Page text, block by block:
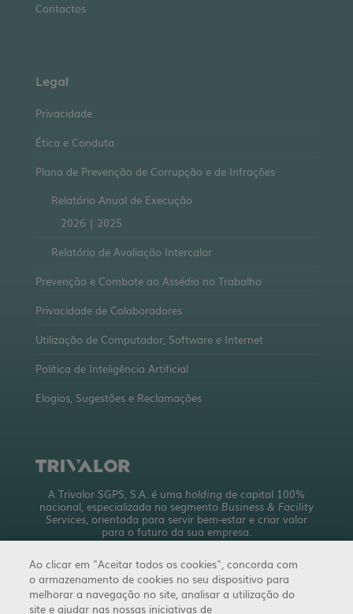
Contactos
Legal
Privacidade
Ética e Conduta
Plano de Prevenção de Corrupção e de Infrações
Relatório Anual de Execução
2026 | 2025
Relatório de Avaliação Intercalar
Prevenção e Combate ao Assédio no Trabalho
Privacidade de Colaboradores
Utilização de Computador, Software e Internet
Política de Inteligência Artificial
Elogios, Sugestões e Reclamações
A Trivalor SGPS, S.A. é uma holdingde capital 100%
nacional, especializada no segmento Business & Facility
Services, orientada para servir bem-estar e criar valor
para o futuro da sua empresa.
10 empresas a operar em 4 áreas de negócio.
trivalor.pt
Ao clicar em "Aceitar todos os cookies", concorda com
o armazenamento de cookies no seu dispositivo para
melhorar a navegação no site, analisar a utilização do
site e ajudar nas nossas iniciativas de